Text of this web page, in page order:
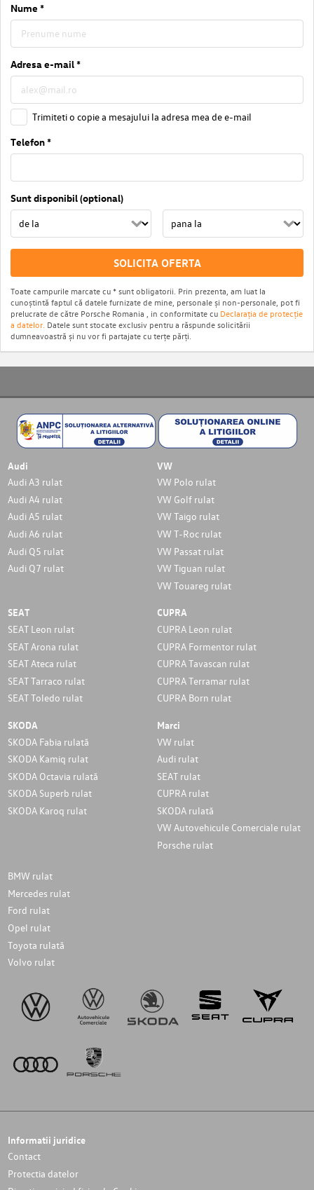
Nume *
Adresa e-mail *
Trimiteti o copie a mesajului la adresa mea de e-mail
Telefon *
Sunt disponibil (optional)
SOLICITA OFERTA
Toate campurile marcate cu * sunt obligatorii. Prin prezenta, am luat la
cunoștintă faptul că datele furnizate de mine, personale și non-personale, pot fi
prelucrate de către Porsche Romania , in conformitate cu Declarația de protecție
a datelor. Datele sunt stocate exclusiv pentru a răspunde solicitării
dumneavoastră și nu vor fi partajate cu terțe părți.
Audi
Audi A3 rulat
Audi A4 rulat
Audi A5 rulat
Audi A6 rulat
Audi Q5 rulat
Audi Q7 rulat
VW
VW Polo rulat
VW Golf rulat
VW Taigo rulat
VW T-Roc rulat
VW Passat rulat
VW Tiguan rulat
VW Touareg rulat
SEAT
SEAT Leon rulat
SEAT Arona rulat
SEAT Ateca rulat
SEAT Tarraco rulat
SEAT Toledo rulat
CUPRA
CUPRA Leon rulat
CUPRA Formentor rulat
CUPRA Tavascan rulat
CUPRA Terramar rulat
CUPRA Born rulat
SKODA
SKODA Fabia rulată
SKODA Kamiq rulat
SKODA Octavia rulată
SKODA Superb rulat
SKODA Karoq rulat
Marci
VW rulat
Audi rulat
SEAT rulat
CUPRA rulat
SKODA rulată
VW Autovehicule Comerciale rulat
Porsche rulat
BMW rulat
Mercedes rulat
Ford rulat
Opel rulat
Toyota rulată
Volvo rulat
Informatii juridice
Contact
Protectia datelor